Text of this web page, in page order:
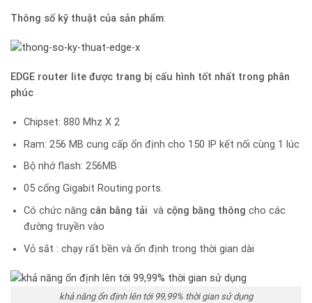
Thông số kỹ thuật của sản phẩm:
EDGE router lite được trang bị cấu hình tốt nhất trong phân
phúc
Chipset: 880 Mhz X 2
Ram: 256 MB cung cấp ổn định cho 150 IP kết nối cùng 1 lúc
Bộ nhớ flash: 256MB
05 cổng Gigabit Routing ports.
Có chức năng cân bằng tải và cộng băng thông cho các
đường truyền vào
Vỏ sắt : chạy rất bền và ổn định trong thời gian dài
khả năng ổn định lên tới 99,99% thời gian sử dụng